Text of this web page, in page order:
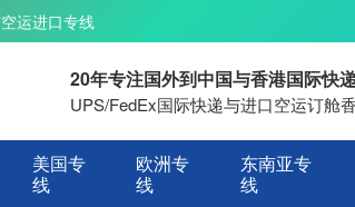
运进口专线
20年专注国外到中国与香港国际快
UPS/FedEx国际快递与进口空运订舱
美国专
线
欧洲专
线
东南亚专
线